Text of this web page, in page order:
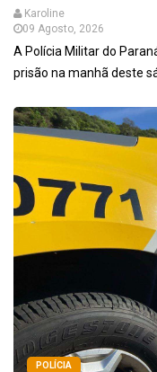
Karoline
09 Agosto, 2026
A Polícia Militar do
prisão na manhã deste
POLÍCIA